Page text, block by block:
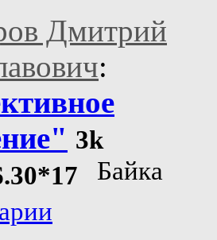
Дмитрий
:
3k
Байка